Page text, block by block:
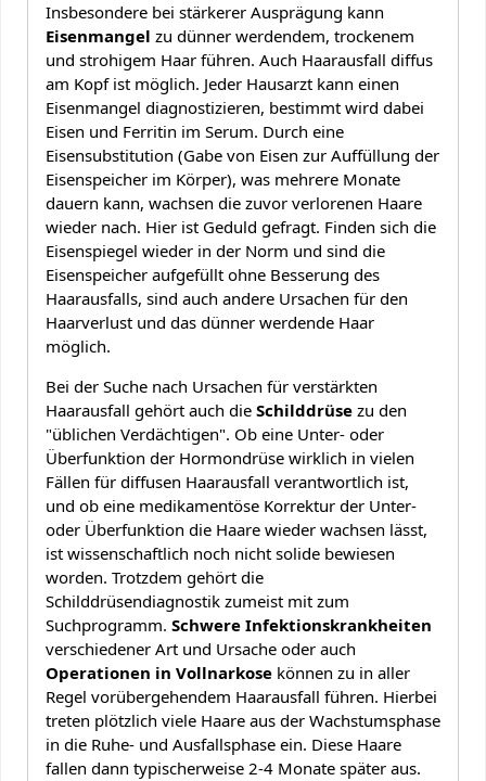
Insbesondere bei stärkerer Ausprägung kann
Eisenmangel zu dünner werdendem, trockenem
und strohigem Haar führen. Auch Haarausfall diffus
am Kopf ist möglich. Jeder Hausarzt kann einen
Eisenmangel diagnostizieren, bestimmt wird dabei
Eisen und Ferritin im Serum. Durch eine
Eisensubstitution (Gabe von Eisen zur Auffüllung der
Eisenspeicher im Körper), was mehrere Monate
dauern kann, wachsen die zuvor verlorenen Haare
wieder nach. Hier ist Geduld gefragt. Finden sich die
Eisenspiegel wieder in der Norm und sind die
Eisenspeicher aufgefüllt ohne Besserung des
Haarausfalls, sind auch andere Ursachen für den
Haarverlust und das dünner werdende Haar
möglich.
Bei der Suche nach Ursachen für verstärkten
Haarausfall gehört auch die Schilddrüse zu den
"üblichen Verdächtigen". Ob eine Unter- oder
Überfunktion der Hormondrüse wirklich in vielen
Fällen für diffusen Haarausfall verantwortlich ist,
und ob eine medikamentöse Korrektur der Unter-
oder Überfunktion die Haare wieder wachsen lässt,
ist wissenschaftlich noch nicht solide bewiesen
worden. Trotzdem gehört die
Schilddrüsendiagnostik zumeist mit zum
Suchprogramm. Schwere Infektionskrankheiten
verschiedener Art und Ursache oder auch
Operationen in Vollnarkose können zu in aller
Regel vorübergehendem Haarausfall führen. Hierbei
treten plötzlich viele Haare aus der Wachstumsphase
in die Ruhe- und Ausfallsphase ein. Diese Haare
fallen dann typischerweise 2-4 Monate später aus.